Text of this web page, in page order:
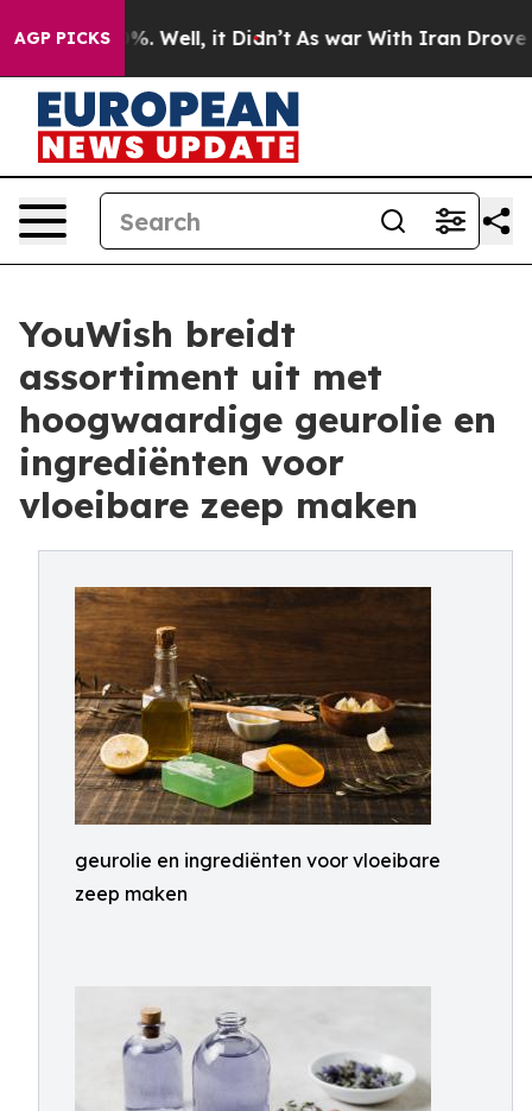
AGP PICKS
40%. Well, it Didn’t As war With Iran Drove oil
YouWish breidt
assortiment uit met
hoogwaardige geurolie en
ingrediënten voor
vloeibare zeep maken
geurolie en ingrediënten voor vloeibare
zeep maken